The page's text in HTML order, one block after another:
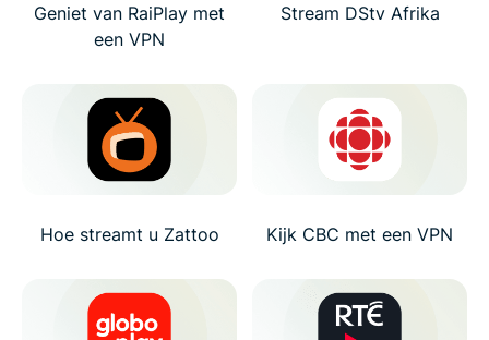
Geniet van RaiPlay met
een VPN
Stream DStv Afrika
Hoe streamt u Zattoo Kijk CBC met een VPN